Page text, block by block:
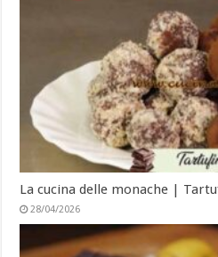
La cucina delle monache |
28/04/2026